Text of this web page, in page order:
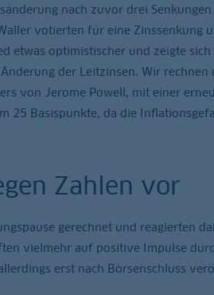
nach zuvor drei
votierten für eine Zinssenkung
etwas optimistischer und zeigte
der Leitzinsen. Wir
von Jerome Powell, mit einer
25 Basispunkte, da die
Zahlen vor
gerechnet und reagierten
vielmehr auf positive Impulse
erst nach Börsenschluss